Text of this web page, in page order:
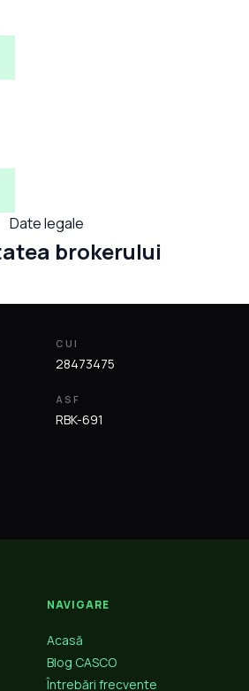
Date legale
brokerului
CUI
28473475
ASF
RBK-691
NAVIGARE
Acasă
Blog CASCO
Întrebări frecvente